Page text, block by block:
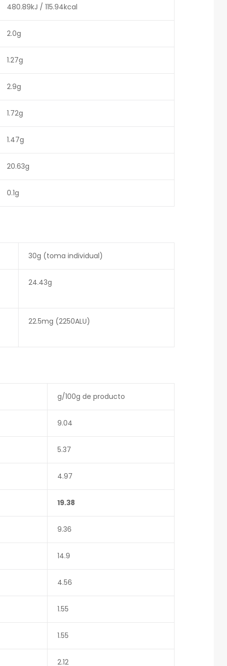
480.89kJ / 115.94kcal
2.0g
1.27g
2.9g
1.72g
1.47g
20.63g
0.1g
30g (toma individual)
24.43g
22.5mg (2250ALU)
g/100g de producto
9.04
5.37
4.97
19.38
9.36
14.9
4.56
1.55
1.55
2.12